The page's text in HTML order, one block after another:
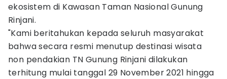
ekosistem di Kawasan Taman Nasional Gunung
Rinjani.
"Kami beritahukan kepada seluruh masyarakat
bahwa secara resmi menutup destinasi wisata
non pendakian TN Gunung Rinjani dilakukan
terhitung mulai tanggal 29 November 2021 hingga